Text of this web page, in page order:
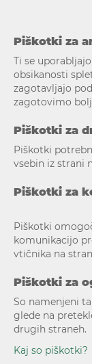
Piškotki za
Ti se
obsikanosti
zagotavljajo
zagotovimo
Piškotki za
Piškotki
vsebin iz strani
Piškotki za
Piškotki
komunikacijo
vtičnika na
Piškotki za
So namenjeni
glede na
drugih straneh.
Kaj so piškotki?